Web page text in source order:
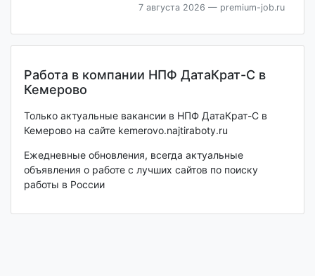
7 августа 2026 — premium-job.ru
Работа в компании НПФ ДатаКрат-С в
Кемерово
Только актуальные вакансии в НПФ ДатаКрат-С в
Кемерово на сайте kemerovo.najtiraboty.ru
Ежедневные обновления, всегда актуальные
объявления о работе с лучших сайтов по поиску
работы в России